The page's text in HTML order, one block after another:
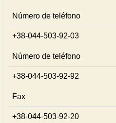
Número de teléfono
+38-044-503-92-03
Número de teléfono
+38-044-503-92-92
Fax
+38-044-503-92-20